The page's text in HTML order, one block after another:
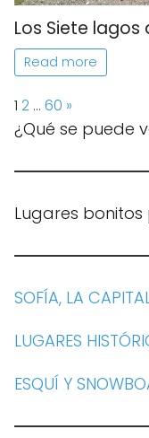
Los Siete lagos
Read more
Page:
1 2 … 60 Next
»
¿Qué se puede
Lugares
SOFÍA, LA
LUGARES
ESQUÍ Y